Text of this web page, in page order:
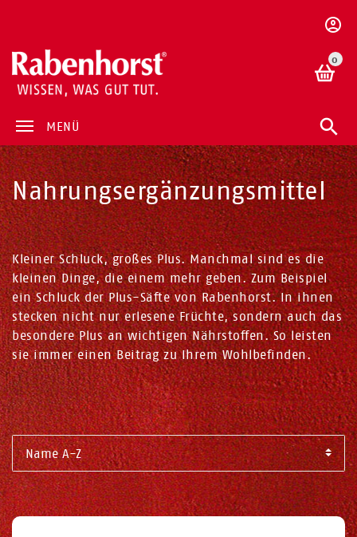
0
MENÜ
Nahrungsergänzungsmittel
Kleiner Schluck, großes Plus. Manchmal sind es die
kleinen Dinge, die einem mehr geben. Zum Beispiel
ein Schluck der Plus-Säfte von Rabenhorst. In ihnen
stecken nicht nur erlesene Früchte, sondern auch das
besondere Plus an wichtigen Nährstoffen. So leisten
sie immer einen Beitrag zu Ihrem Wohlbefinden.